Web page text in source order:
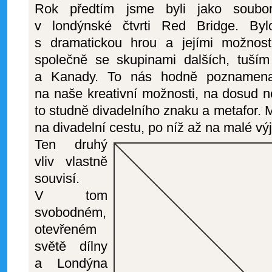
Rok předtím jsme byli jako
v londýnské čtvrti Red Bridge.
s dramatickou hrou a jejími
společně se skupinami dalších,
a Kanady. To nás hodně
na naše kreativní možnosti, na dosud
to studně divadelního znaku a metafor.
na divadelní cestu, po níž až na malé
Ten druhý
vliv vlastně
souvisí.
V tom
svobodném,
otevřeném
světě dílny
a Londýna